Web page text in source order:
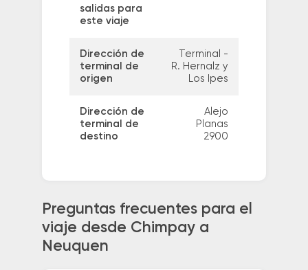
salidas para
este viaje
Dirección de
terminal de
origen
Terminal -
R. Hernalz y
Los Ipes
Dirección de
terminal de
destino
Alejo
Planas
2900
Preguntas frecuentes para el
viaje desde Chimpay a
Neuquen